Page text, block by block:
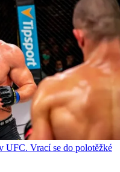
UFC. Vrací se do polotěžké